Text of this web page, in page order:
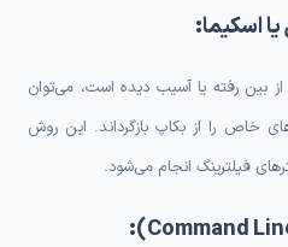
رفته یا آسیب دیده است، می‌توان
را از بکاپ بازگرداند. این روش